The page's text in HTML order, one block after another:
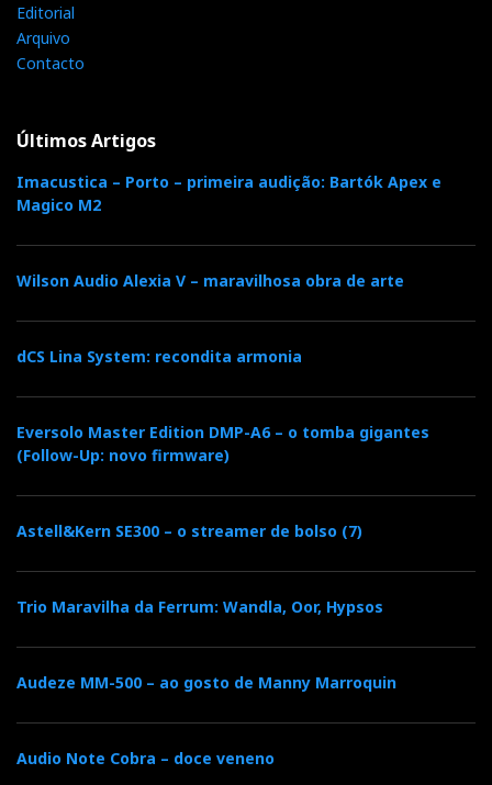
Editorial
Arquivo
Contacto
Últimos Artigos
Imacustica – Porto – primeira audição: Bartók Apex e
Magico M2
Wilson Audio Alexia V – maravilhosa obra de arte
dCS Lina System: recondita armonia
Eversolo Master Edition DMP-A6 – o tomba gigantes
(Follow-Up: novo firmware)
Astell&Kern SE300 – o streamer de bolso (7)
Trio Maravilha da Ferrum: Wandla, Oor, Hypsos
Audeze MM-500 – ao gosto de Manny Marroquin
Audio Note Cobra – doce veneno